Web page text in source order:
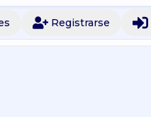
Registrarse